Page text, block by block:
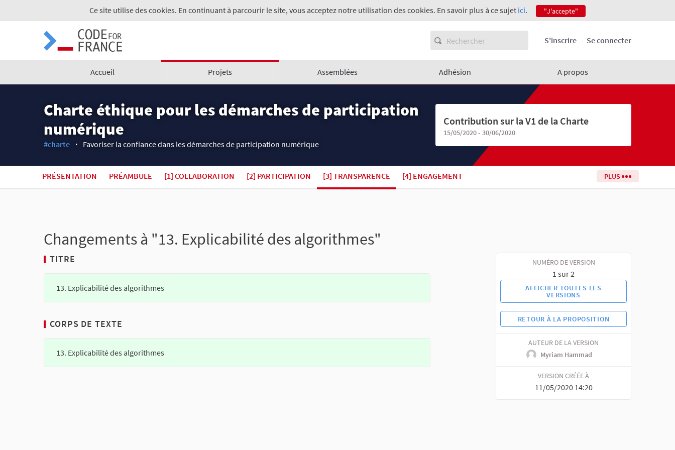
Ce site utilise des cookies. En continuant à parcourir le site, vous acceptez notre utilisation des cookies. En savoir plus à ce sujet ici. "J'accepte"
S'inscrire Se connecter
Accueil Projets Assemblées Adhésion A propos
Charte éthique pour les démarches de participation
numérique
#charte Favoriser la confiance dans les démarches de participation numérique
Contribution sur la V1 de la Charte
15/05/2020 - 30/06/2020
PRÉSENTATION PRÉAMBULE [1] COLLABORATION [2] PARTICIPATION [3] TRANSPARENCE [4] ENGAGEMENT PLUS
Changements à "13. Explicabilité des algorithmes"
TITRE
13. Explicabilité des algorithmes
CORPS DE TEXTE
13. Explicabilité des algorithmes
NUMÉRO DE VERSION
1 sur 2
AFFICHER TOUTES LES
VERSIONS
RETOUR À LA PROPOSITION
AUTEUR DE LA VERSION
Myriam Hammad
VERSION CRÉÉE À
11/05/2020 14:20